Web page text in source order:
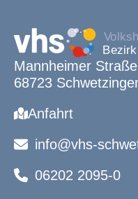
Mannheimer
68723
Anfahrt
info@vhs-
06202 2095-0